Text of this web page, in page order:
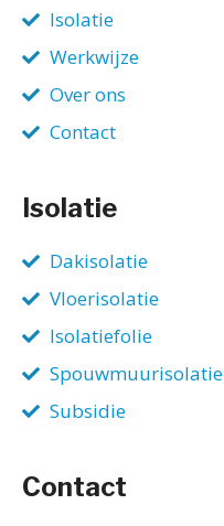
Isolatie
Werkwijze
Over ons
Contact
Isolatie
Dakisolatie
Vloerisolatie
Isolatiefolie
Spouwmuurisolatie
Subsidie
Contact